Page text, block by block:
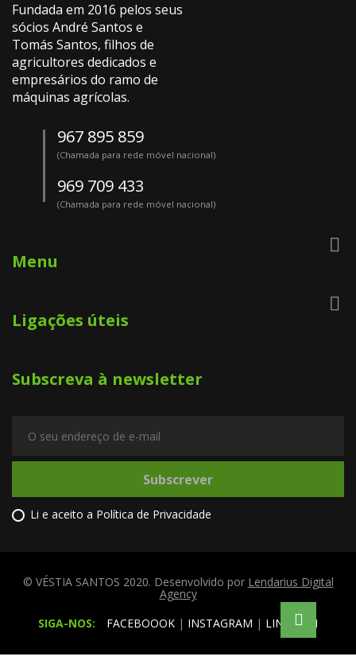
Fundada em 2016 pelos seus
sócios André Santos e
Tomás Santos, filhos de
agricultores dedicados e
empresários do ramo de
máquinas agrícolas.
967 895 859
(Chamada para rede móvel nacional)
969 709 433
(Chamada para rede móvel nacional)
Menu

Ligações úteis

Subscreva à newsletter
Subscrever
Li e aceito a Política de Privacidade
© VÉSTIA SANTOS 2020. Desenvolvido por Lendarius Digital
Agency
SIGA-NOS:
FACEBOOOK | INSTAGRAM | LINKEDIN